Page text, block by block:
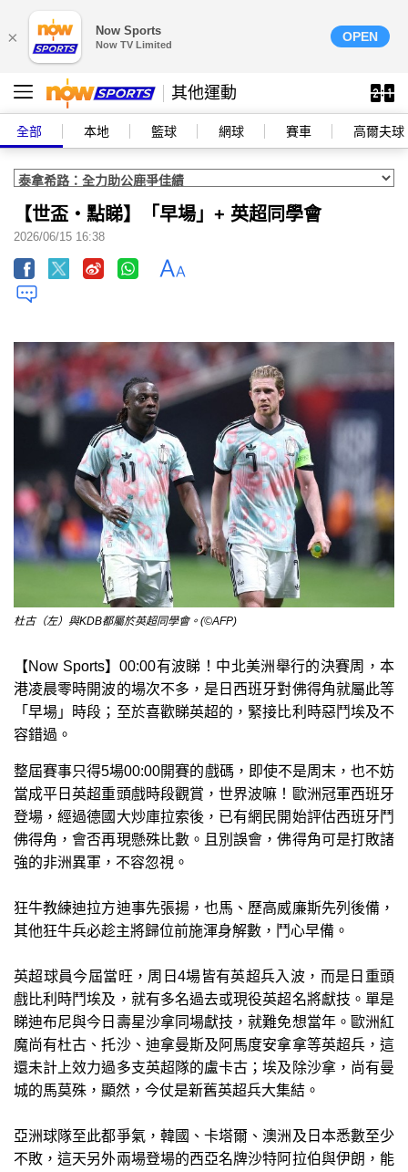
× Now Sports
Now TV Limited
OPEN
其他運動
全部 本地 籃球 網球 賽車 高爾夫球
【世盃‧點睇】「早場」+ 英超同學會
2026/06/15 16:38
杜古（左）與KDB都屬於英超同學會。(©AFP)
【Now Sports】00:00有波睇！中北美洲舉行的決賽周，本
港凌晨零時開波的場次不多，是日西班牙對佛得角就屬此等
「早場」時段；至於喜歡睇英超的，緊接比利時惡鬥埃及不
容錯過。
整屆賽事只得5場00:00開賽的戲碼，即使不是周末，也不妨
當成平日英超重頭戲時段觀賞，世界波嘛！歐洲冠軍西班牙
登場，經過德國大炒庫拉索後，已有網民開始評估西班牙鬥
佛得角，會否再現懸殊比數。且別誤會，佛得角可是打敗諸
強的非洲異軍，不容忽視。
狂牛教練迪拉方迪事先張揚，也馬、歷高威廉斯先列後備，
其他狂牛兵必趁主將歸位前施渾身解數，鬥心早備。
英超球員今屆當旺，周日4場皆有英超兵入波，而是日重頭
戲比利時鬥埃及，就有多名過去或現役英超名將獻技。單是
睇迪布尼與今日壽星沙拿同場獻技，就難免想當年。歐洲紅
魔尚有杜古、托沙、迪拿曼斯及阿馬度安拿拿等英超兵，這
還未計上效力過多支英超隊的盧卡古；埃及除沙拿，尚有曼
城的馬莫殊，顯然，今仗是新舊英超兵大集結。
亞洲球隊至此都爭氣，韓國、卡塔爾、澳洲及日本悉數至少
不敗，這天另外兩場登場的西亞名牌沙特阿拉伯與伊朗，能